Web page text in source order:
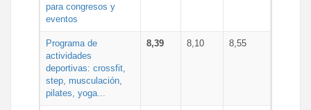
para congresos y
eventos
Programa de
actividades
deportivas: crossfit,
step, musculación,
pilates, yoga...
8,39 8,10 8,55